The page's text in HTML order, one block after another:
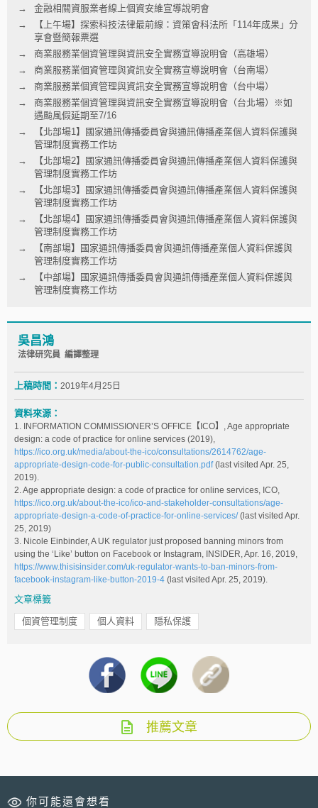
金融相關資服業者線上個資安維宣導說明會
【上午場】探索科技法律最前線：資策會科法所「114年成果」分
享會暨簡報票選
商業服務業個資管理與資訊安全實務宣導說明會（高雄場）
商業服務業個資管理與資訊安全實務宣導說明會（台南場）
商業服務業個資管理與資訊安全實務宣導說明會（台中場）
商業服務業個資管理與資訊安全實務宣導說明會（台北場）※如
遇颱風假延期至7/16
【北部場1】國家通訊傳播委員會與通訊傳播產業個人資料保護與
管理制度實務工作坊
【北部場2】國家通訊傳播委員會與通訊傳播產業個人資料保護與
管理制度實務工作坊
【北部場3】國家通訊傳播委員會與通訊傳播產業個人資料保護與
管理制度實務工作坊
【北部場4】國家通訊傳播委員會與通訊傳播產業個人資料保護與
管理制度實務工作坊
【南部場】國家通訊傳播委員會與通訊傳播產業個人資料保護與
管理制度實務工作坊
【中部場】國家通訊傳播委員會與通訊傳播產業個人資料保護與
管理制度實務工作坊
吳昌鴻
法律研究員 編譯整理
上稿時間： 2019年4月25日
資料來源：
1. INFORMATION COMMISSIONER’S OFFICE【ICO】, Age appropriate
design: a code of practice for online services (2019),
https://ico.org.uk/media/about-the-ico/consultations/2614762/age-
appropriate-design-code-for-public-consultation.pdf(last visited Apr. 25,
2019).
2. Age appropriate design: a code of practice for online services, ICO,
https://ico.org.uk/about-the-ico/ico-and-stakeholder-consultations/age-
appropriate-design-a-code-of-practice-for-online-services/(last visited Apr.
25, 2019)
3. Nicole Einbinder, A UK regulator just proposed banning minors from
using the ‘Like’ button on Facebook or Instagram, INSIDER, Apr. 16, 2019,
https://www.thisisinsider.com/uk-regulator-wants-to-ban-minors-from-
facebook-instagram-like-button-2019-4 (last visited Apr. 25, 2019).
文章標籤
個資管理制度 個人資料 隱私保護
推薦文章
你可能還會想看